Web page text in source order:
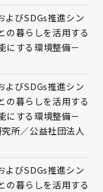
よびSDGs推進シン
の暮らしを活用する
にする環境整備－
よびSDGs推進シン
の暮らしを活用する
にする環境整備－
所／公益社団法人
よびSDGs推進シン
の暮らしを活用する